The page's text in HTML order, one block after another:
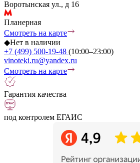
Воротынская ул., д 16
Планерная
Смотреть на карте
◆Нет в наличии
+7 (499) 500-19-48 (10:00–23:00)
vinoteki.ru@yandex.ru
Смотреть на карте
Гарантия качества
под контролем ЕГАИС